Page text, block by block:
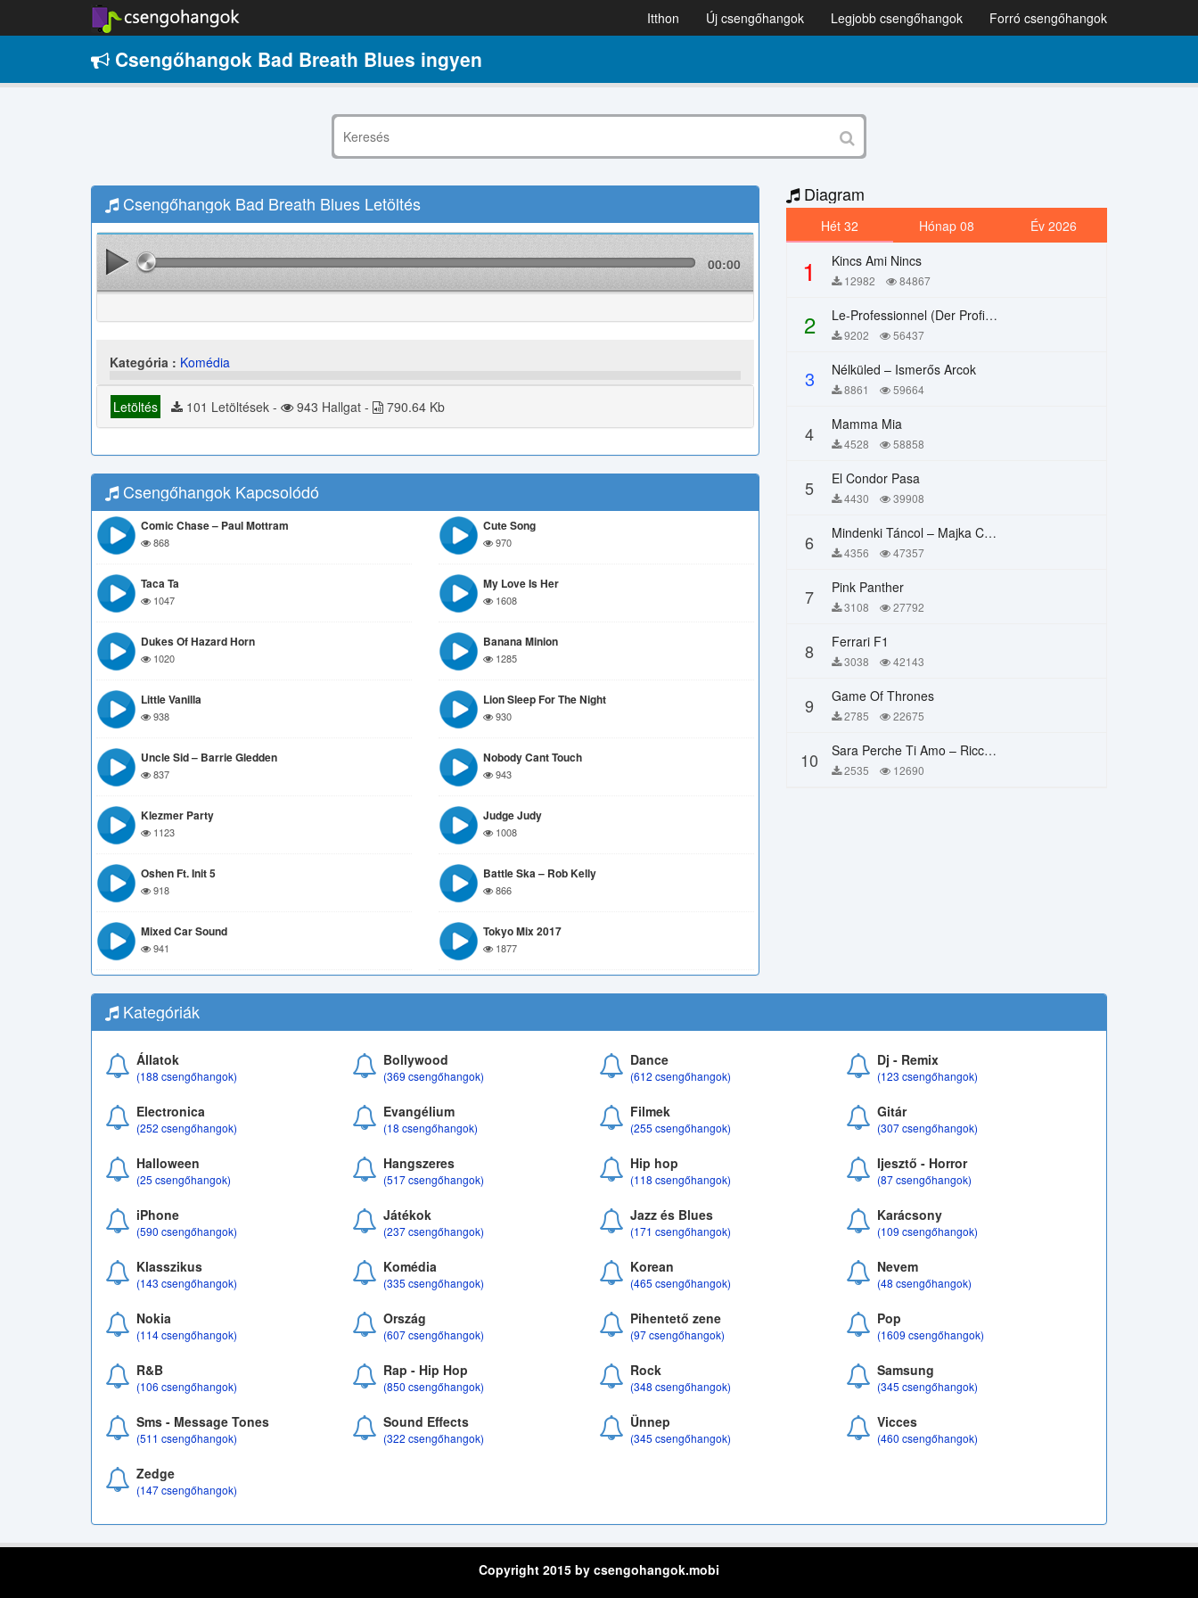
Itthon Új csengőhangok Legjobb csengőhangok Forró csengőhangok
Csengőhangok Bad Breath Blues ingyen
Csengőhangok Bad Breath Blues Letöltés
00:00
Kategória : Komédia
Letöltés 101 Letöltések - 943 Hallgat - 790.64 Kb
Csengőhangok Kapcsolódó
Comic Chase – Paul Mottram
868
Cute Song
970
Taca Ta
1047
My Love Is Her
1608
Dukes Of Hazard Horn
1020
Banana Minion
1285
Little Vanilla
938
Lion Sleep For The Night
930
Uncle Sid – Barrie Gledden
837
Nobody Cant Touch
943
Klezmer Party
1123
Judge Judy
1008
Oshen Ft. Init 5
918
Battle Ska – Rob Kelly
866
Mixed Car Sound
941
Tokyo Mix 2017
1877
Diagram
Hét 32 Hónap 08 Év 2026
1 Kincs Ami Nincs
12982 84867
2 Le-Professionnel (Der Profi) – Chi Mai
9202 56437
3 Nélküled – Ismerős Arcok
8861 59664
4 Mamma Mia
4528 58858
5 El Condor Pasa
4430 39908
6 Mindenki Táncol – Majka Curtis, Péter Majoros
4356 47357
7 Pink Panther
3108 27792
8 Ferrari F1
3038 42143
9 Game Of Thrones
2785 22675
10 Sara Perche Ti Amo – Ricchi E Poveri
2535 12690
Kategóriák
Állatok
(188 csengőhangok)
Bollywood
(369 csengőhangok)
Dance
(612 csengőhangok)
Dj - Remix
(123 csengőhangok)
Electronica
(252 csengőhangok)
Evangélium
(18 csengőhangok)
Filmek
(255 csengőhangok)
Gitár
(307 csengőhangok)
Halloween
(25 csengőhangok)
Hangszeres
(517 csengőhangok)
Hip hop
(118 csengőhangok)
Ijesztő - Horror
(87 csengőhangok)
iPhone
(590 csengőhangok)
Játékok
(237 csengőhangok)
Jazz és Blues
(171 csengőhangok)
Karácsony
(109 csengőhangok)
Klasszikus
(143 csengőhangok)
Komédia
(335 csengőhangok)
Korean
(465 csengőhangok)
Nevem
(48 csengőhangok)
Nokia
(114 csengőhangok)
Ország
(607 csengőhangok)
Pihentető zene
(97 csengőhangok)
Pop
(1609 csengőhangok)
R&B
(106 csengőhangok)
Rap - Hip Hop
(850 csengőhangok)
Rock
(348 csengőhangok)
Samsung
(345 csengőhangok)
Sms - Message Tones
(511 csengőhangok)
Sound Effects
(322 csengőhangok)
Ünnep
(345 csengőhangok)
Vicces
(460 csengőhangok)
Zedge
(147 csengőhangok)
Copyright 2015 by csengohangok.mobi